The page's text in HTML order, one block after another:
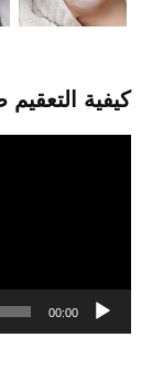
كيفية
00:00